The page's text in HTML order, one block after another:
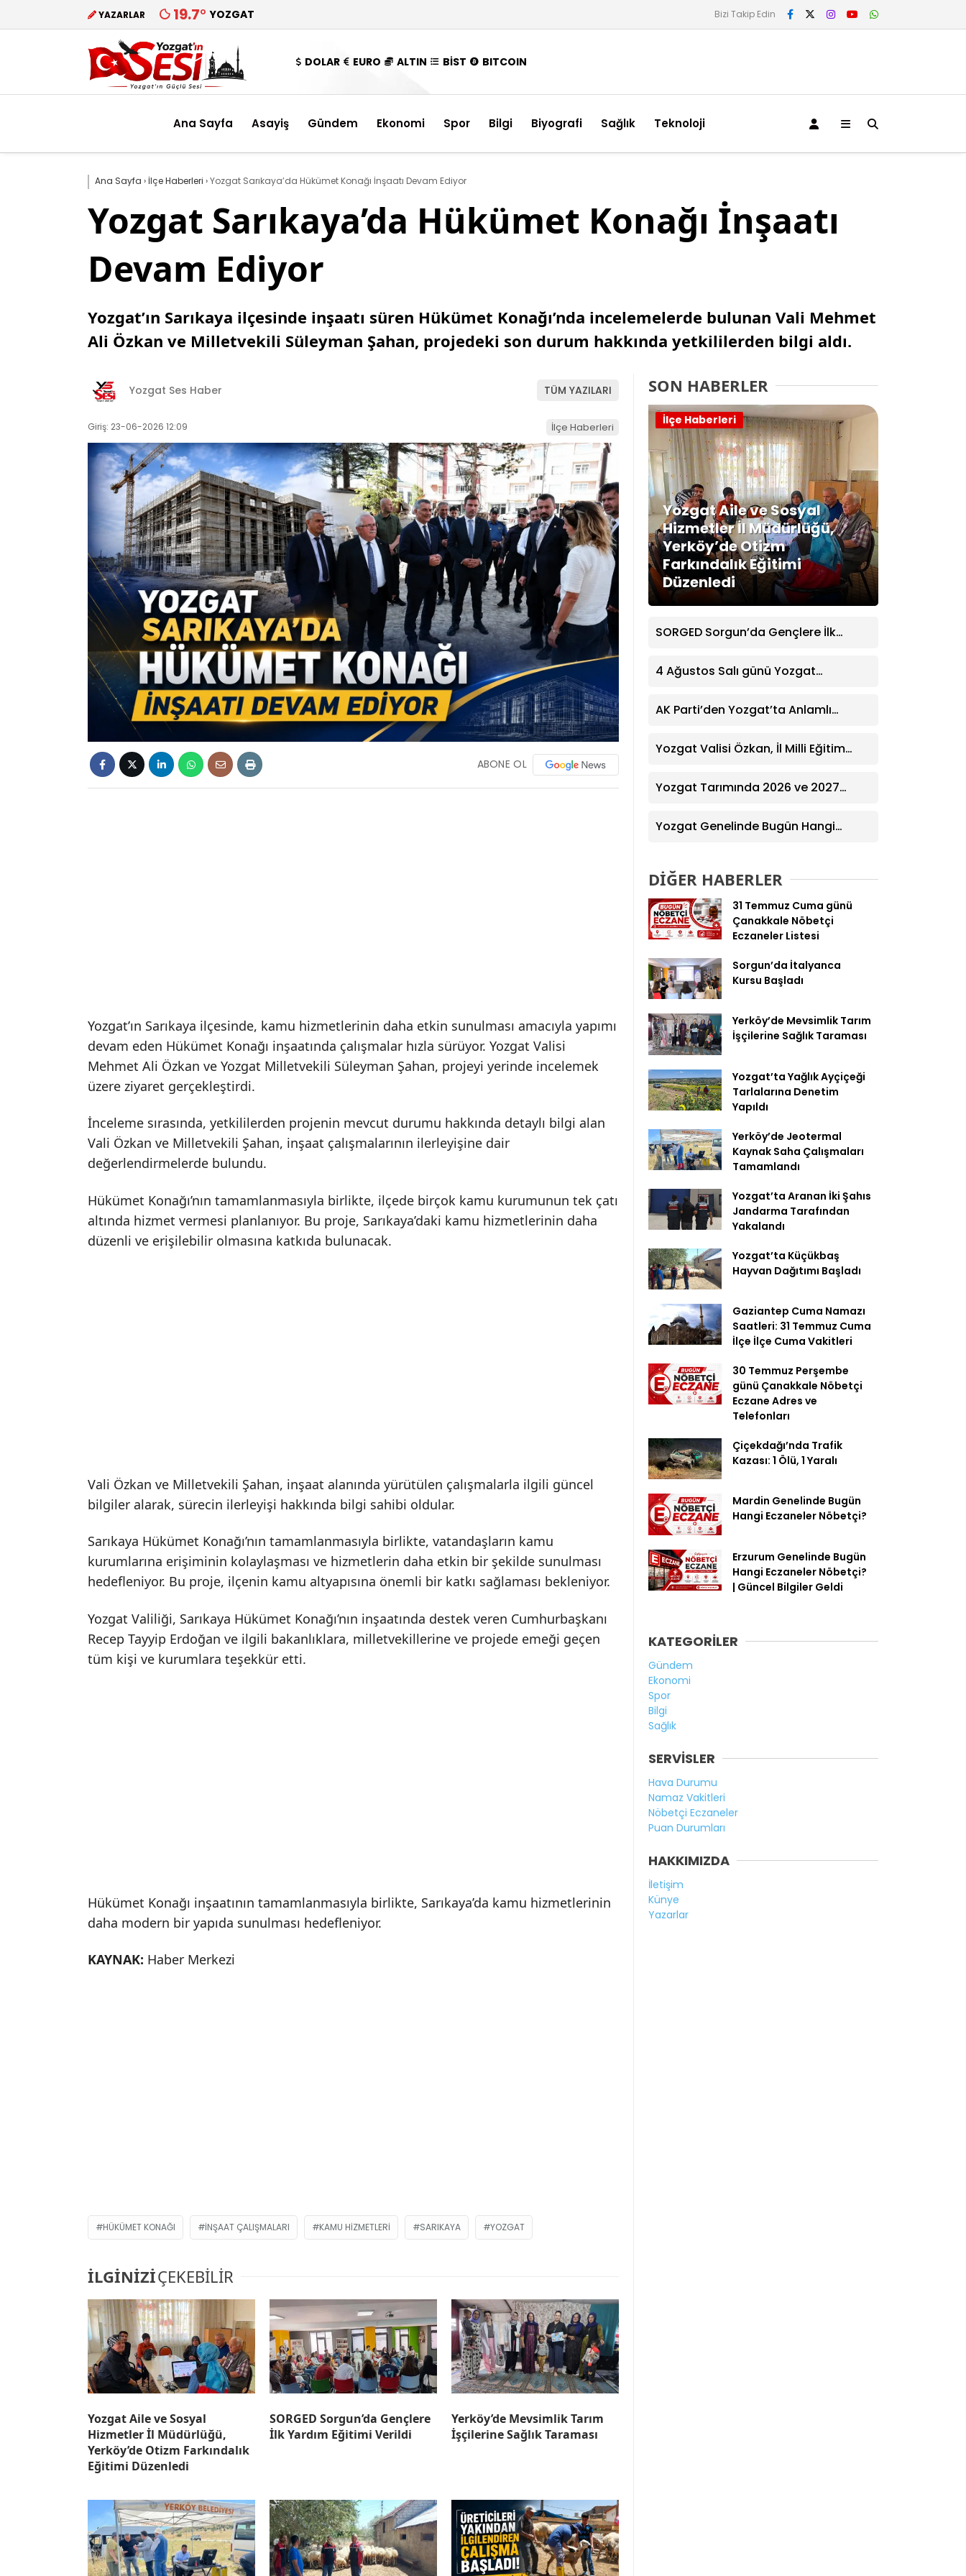
YAZARLAR 19.7° YOZGAT Bizi Takip Edin
DOLAR EURO ALTIN BİST BITCOIN
Ana Sayfa Asayiş Gündem Ekonomi Spor Bilgi Biyografi Sağlık Teknoloji
Ana Sayfa › İlçe Haberleri ›Yozgat Sarıkaya’da Hükümet Konağı İnşaatı Devam Ediyor
Yozgat Sarıkaya’da Hükümet Konağı İnşaatı
Devam Ediyor
Yozgat’ın Sarıkaya ilçesinde inşaatı süren Hükümet Konağı’nda incelemelerde bulunan Vali Mehmet
Ali Özkan ve Milletvekili Süleyman Şahan, projedeki son durum hakkında yetkililerden bilgi aldı.
Yozgat Ses Haber TÜM YAZILARI
Giriş: 23-06-2026 12:09 İlçe Haberleri
ABONE OL
Yozgat’ın Sarıkaya ilçesinde, kamu hizmetlerinin daha etkin sunulması amacıyla yapımı
devam eden Hükümet Konağı inşaatında çalışmalar hızla sürüyor. Yozgat Valisi
Mehmet Ali Özkan ve Yozgat Milletvekili Süleyman Şahan, projeyi yerinde incelemek
üzere ziyaret gerçekleştirdi.
İnceleme sırasında, yetkililerden projenin mevcut durumu hakkında detaylı bilgi alan
Vali Özkan ve Milletvekili Şahan, inşaat çalışmalarının ilerleyişine dair
değerlendirmelerde bulundu.
Hükümet Konağı’nın tamamlanmasıyla birlikte, ilçede birçok kamu kurumunun tek çatı
altında hizmet vermesi planlanıyor. Bu proje, Sarıkaya’daki kamu hizmetlerinin daha
düzenli ve erişilebilir olmasına katkıda bulunacak.
Vali Özkan ve Milletvekili Şahan, inşaat alanında yürütülen çalışmalarla ilgili güncel
bilgiler alarak, sürecin ilerleyişi hakkında bilgi sahibi oldular.
Sarıkaya Hükümet Konağı’nın tamamlanmasıyla birlikte, vatandaşların kamu
kurumlarına erişiminin kolaylaşması ve hizmetlerin daha etkin bir şekilde sunulması
hedefleniyor. Bu proje, ilçenin kamu altyapısına önemli bir katkı sağlaması bekleniyor.
Yozgat Valiliği, Sarıkaya Hükümet Konağı’nın inşaatında destek veren Cumhurbaşkanı
Recep Tayyip Erdoğan ve ilgili bakanlıklara, milletvekillerine ve projede emeği geçen
tüm kişi ve kurumlara teşekkür etti.
Hükümet Konağı inşaatının tamamlanmasıyla birlikte, Sarıkaya’da kamu hizmetlerinin
daha modern bir yapıda sunulması hedefleniyor.
KAYNAK: Haber Merkezi
HÜKÜMET KONAĞI INŞAAT ÇALIŞMALARI KAMU HIZMETLERI SARIKAYA YOZGAT
İLGİNİZİÇEKEBİLİR
Yozgat Aile ve Sosyal
Hizmetler İl Müdürlüğü,
Yerköy’de Otizm Farkındalık
Eğitimi Düzenledi
SORGED Sorgun’da Gençlere
İlk Yardım Eğitimi Verildi
Yerköy’de Mevsimlik Tarım
İşçilerine Sağlık Taraması
SON HABERLER
Yozgat Aile ve Sosyal
Hizmetler İl Müdürlüğü,
Yerköy’de Otizm
Farkındalık Eğitimi
Düzenledi
İlçe Haberleri
SORGED Sorgun’da Gençlere İlk
4 Ağustos Salı günü Yozgat
Eczane
AK Parti’den Yozgat’ta Anlamlı
Dernek Üyeleriyle Buluştu
Yozgat Valisi Özkan, İl Milli Eğitim
Yozgat Tarımında 2026 ve 2027
Yozgat Genelinde Bugün Hangi
DİĞER HABERLER
31 Temmuz Cuma günü
Çanakkale Nöbetçi
Eczaneler Listesi
Sorgun’da İtalyanca
Kursu Başladı
Yerköy’de Mevsimlik Tarım
İşçilerine Sağlık Taraması
Yozgat’ta Yağlık Ayçiçeği
Tarlalarına Denetim
Yapıldı
Yerköy’de Jeotermal
Kaynak Saha Çalışmaları
Tamamlandı
Yozgat’ta Aranan İki Şahıs
Jandarma Tarafından
Yakalandı
Yozgat’ta Küçükbaş
Hayvan Dağıtımı Başladı
Gaziantep Cuma Namazı
Saatleri: 31 Temmuz Cuma
İlçe İlçe Cuma Vakitleri
30 Temmuz Perşembe
günü Çanakkale Nöbetçi
Eczane Adres ve
Telefonları
Çiçekdağı’nda Trafik
Kazası: 1 Ölü, 1 Yaralı
Mardin Genelinde Bugün
Hangi Eczaneler Nöbetçi?
Erzurum Genelinde Bugün
Hangi Eczaneler Nöbetçi?
| Güncel Bilgiler Geldi
KATEGORİLER
Gündem
Ekonomi
Spor
Bilgi
Sağlık
SERVİSLER
Hava Durumu
Namaz Vakitleri
Nöbetçi Eczaneler
Puan Durumları
HAKKIMIZDA
İletişim
Künye
Yazarlar